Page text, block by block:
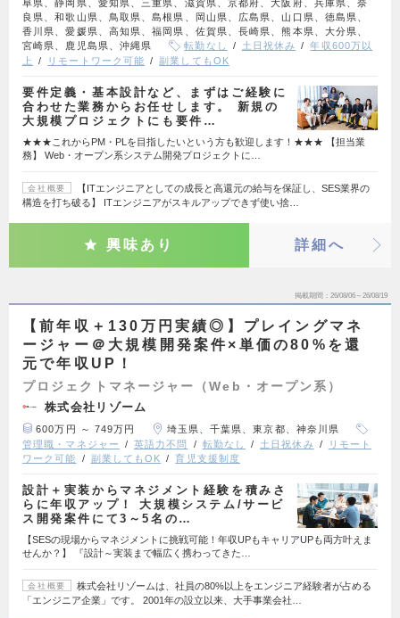
阜県、静岡県、愛知県、三重県、滋賀県、京都府、大阪府、兵庫県、奈
良県、和歌山県、鳥取県、島根県、岡山県、広島県、山口県、徳島県、
香川県、愛媛県、高知県、福岡県、佐賀県、長崎県、熊本県、大分県、
宮崎県、鹿児島県、沖縄県
転勤なし 土日祝休み
年収600万以
上
リモートワーク可能 副業してもOK
要件定義・基本設計など、まずはご経験に
合わせた業務からお任せします。 新規の
大規模プロジェクトにも要件…
★★★これからPM・PLを目指したいという方も歓迎します！★★★ 【担当業
務】 Web・オープン系システム開発プロジェクトに…
会社概要
【ITエンジニアとしての成長と高還元の給与を保証し、SES業界の
構造を打ち破る】 ITエンジニアがスキルアップできず使い捨…
興味あり 詳細へ
掲載期間 26/08/06～26/08/19
【前年収＋130万円実績◎】プレイングマネ
ージャー＠大規模開発案件×単価の80%を還
元で年収UP！
プロジェクトマネージャー（Web・オープン系）
株式会社リゾーム
600万円 ～ 749万円
埼玉県、千葉県、東京都、神奈川県
管理職・マネジャー
英語力不問 転勤なし 土日祝休み
リモート
ワーク可能
副業してもOK 育児支援制度
設計＋実装からマネジメント経験を積みさ
らに年収アップ！ 大規模システム/サービ
ス開発案件にて3～5名の…
【SESの現場からマネジメントに挑戦可能！年収UPもキャリアUPも両方叶えま
せんか？】 『設計～実装まで幅広く携わってきた…
会社概要
株式会社リゾームは、社員の80%以上をエンジニア経験者が占める
「エンジニア企業」です。 2001年の設立以来、大手事業会社…